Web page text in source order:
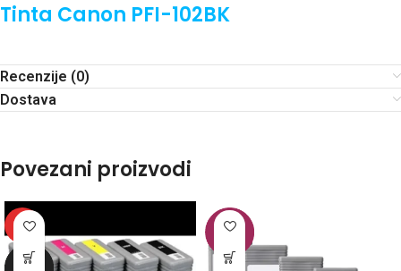
Tinta Canon PFI-102BK
Recenzije (0)
Dostava
Povezani proizvodi
HOT